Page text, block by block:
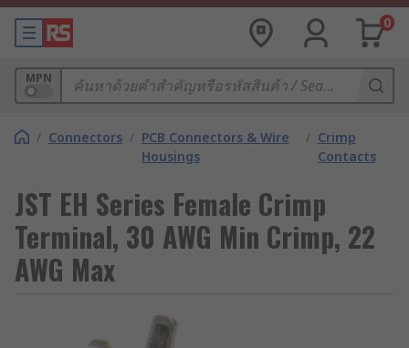
0
MPN
/ Connectors / PCB Connectors & Wire
Housings
/ Crimp
Contacts
JST EH Series Female Crimp
Terminal, 30 AWG Min Crimp, 22
AWG Max